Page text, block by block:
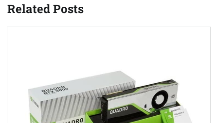
Related Posts